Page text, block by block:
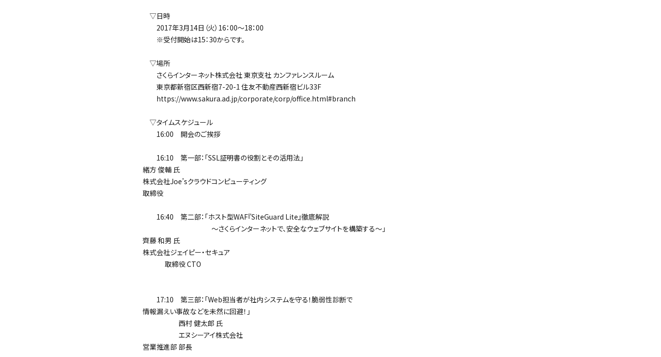
▽日時
2017年3月14日（火）16：00～18：00
※受付開始は15：30からです。
▽場所
さくらインターネット株式会社 東京支社 カンファレンスルーム
東京都新宿区西新宿7-20-1 住友不動産西新宿ビル33F
https://www.sakura.ad.jp/corporate/corp/office.html#branch
▽タイムスケジュール
16:00 開会のご挨拶
16:10 第一部：「SSL証明書の役割とその活用法」
緒方 俊輔 氏
株式会社Joe’sクラウドコンピューティング
取締役
16:40 第二部：「ホスト型WAF『SiteGuard Lite』徹底解説
～さくらインターネットで、安全なウェブサイトを構築する～」
齊藤 和男 氏
株式会社ジェイピー・セキュア
取締役 CTO
17:10 第三部：「Web担当者が社内システムを守る！脆弱性診断で
情報漏えい事故などを未然に回避！」
西村 健太郎 氏
エヌシーアイ株式会社
営業推進部 部長